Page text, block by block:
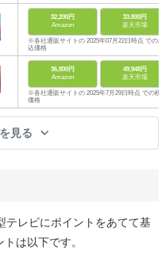
32,200円
Amazon
33,800円
楽天市場
※各社通販サイトの 2025年07月22日時点 での税
込価格
36,800円
Amazon
49,948円
楽天市場
※各社通販サイトの 2025年7月29日時点 での税
価格
見る
テレビにポイントをあてて基
は以下です。